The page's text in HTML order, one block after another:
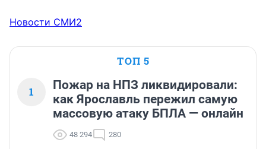
Новости СМИ2
ТОП 5
1
Пожар на НПЗ ликвидировали:
как Ярославль пережил самую
массовую атаку БПЛА — онлайн
48 294 280